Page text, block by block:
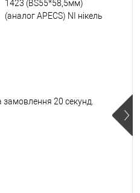
1423 (BS55*58,5мм)
(аналог APECS) NI нікель
замовлення 20 секунд.